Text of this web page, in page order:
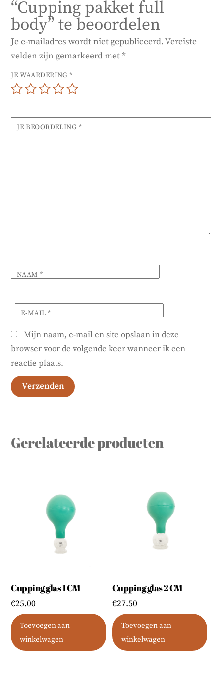
“Cupping pakket full
body” te beoordelen
Je e-mailadres wordt niet gepubliceerd. Vereiste
velden zijn gemarkeerd met*
JE WAARDERING*
JE BEOORDELING *
NAAM*
E-MAIL*
Mijn naam, e-mail en site opslaan in deze
browser voor de volgende keer wanneer ik een
reactie plaats.
Gerelateerde producten
Cupping glas 1 CM
€25.00
Toevoegen aan
winkelwagen
Cupping glas 2 CM
€27.50
Toevoegen aan
winkelwagen